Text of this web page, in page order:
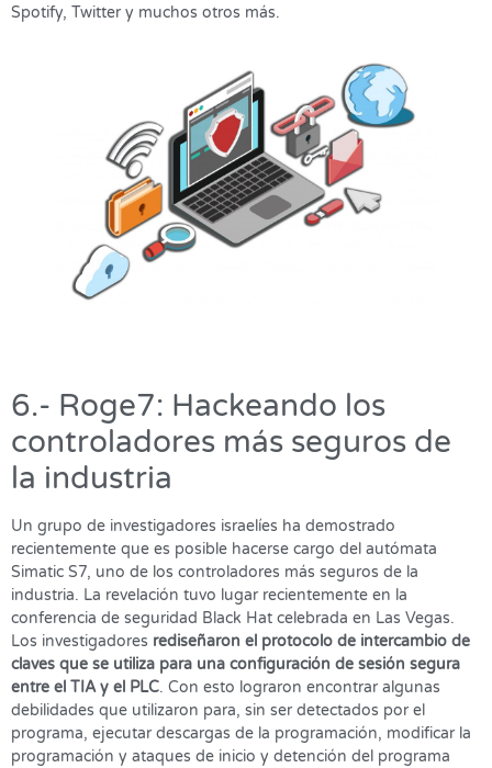
Spotify, Twitter y muchos otros más.
6.- Roge7: Hackeando los
controladores más seguros de
la industria
Un grupo de investigadores israelíes ha demostrado
recientemente que es posible hacerse cargo del autómata
Simatic S7, uno de los controladores más seguros de la
industria. La revelación tuvo lugar recientemente en la
conferencia de seguridad Black Hat celebrada en Las Vegas.
Los investigadores rediseñaron el protocolo de intercambio de
claves que se utiliza para una configuración de sesión segura
entre el TIA y el PLC. Con esto lograron encontrar algunas
debilidades que utilizaron para, sin ser detectados por el
programa, ejecutar descargas de la programación, modificar la
programación y ataques de inicio y detención del programa